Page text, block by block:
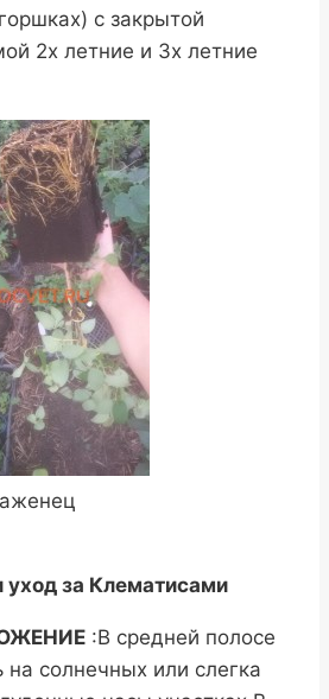
с закрытой
2х летние и 3х летние
уход за Клематисами
:В средней полосе
солнечных или слегка